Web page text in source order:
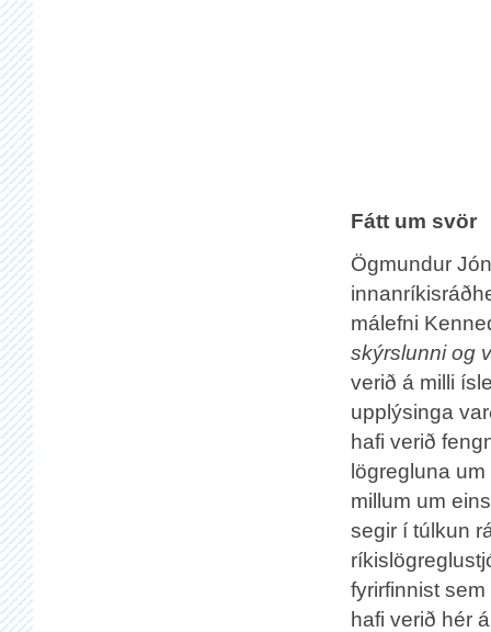
Fátt um svör
Ögmundur
málefni
skýrslunni og
verið á milli
upplýsinga
hafi verið
lögregluna
millum um
segir í túlkun
fyrirfinnist
hafi verið hér